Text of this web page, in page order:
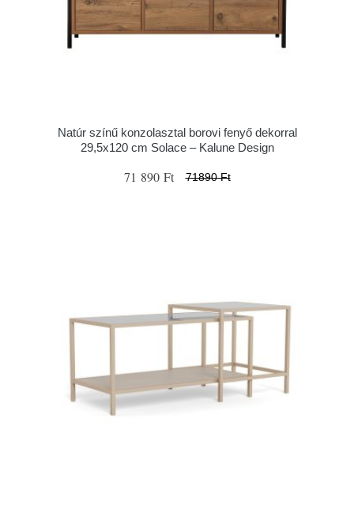
Natúr színű konzolasztal borovi fenyő dekorral
29,5x120 cm Solace – Kalune Design
71 890 Ft 71890 Ft